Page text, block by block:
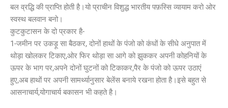
बल व्रद्धि की प्राप्ति होती है।यो प्राचीन विशुद्ध भारतीय पफ़स्सि व्यायाम करो ओर
स्वस्थ बलवान बनो।
कुटकुटासन के दो प्रकार है-
1-जमीन पर उकड़ू सा बैठकर, दोनों हाथों के पंजो को कंधों के सीधे अनुपात में
थोड़ा खोलकर टिकाए,ओर फिर थोड़ा सा आगे को झुककर अपनी कोहनियों के
ऊपर के भाग पर,अपने दोनों घुटनों को टिकाकर,पैर के पंजो को ऊपर उठाएं
हुए,अब हाथों पर अपनी सामर्थ्यानुसार बेलेंस बनाये रखना होता है।इसे बहुत से
आसनाचार्य,योगाचार्य बकासन भी कहते है।